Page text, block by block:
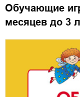
Обучающие
месяцев до 3